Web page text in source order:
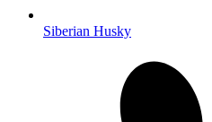
Siberian Husky